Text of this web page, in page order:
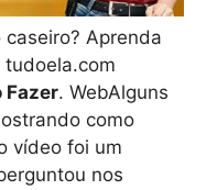
Aprenda
tudoela.com
Fazer. WebAlguns
como
vídeo foi um
nos